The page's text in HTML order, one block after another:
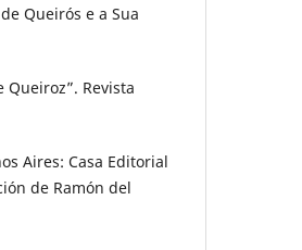
Queirós e a Sua
Queiroz”. Revista
Aires: Casa Editorial
de Ramón del